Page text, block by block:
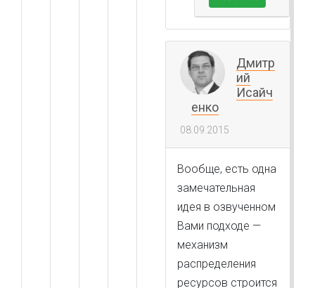
Дмитр
ий
Исайч
енко
08.09.2015
Вообще, есть одна
замечательная
идея в озвученном
Вами подходе —
механизм
распределения
ресурсов строится